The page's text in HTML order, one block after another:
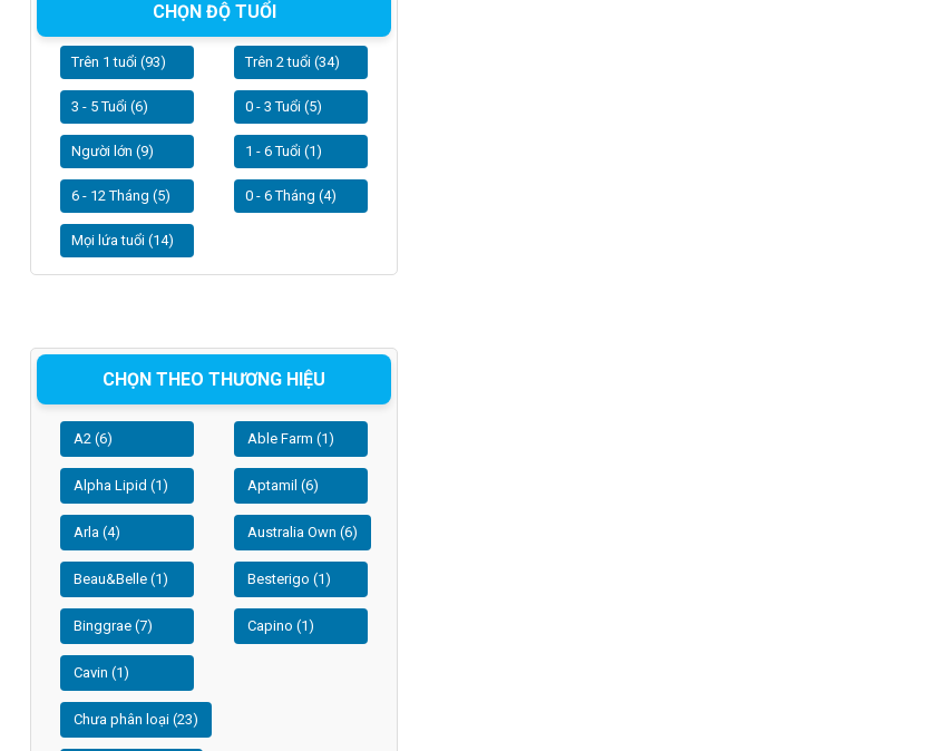
CHỌN ĐỘ TUỔI
Trên 1 tuổi (93) Trên 2 tuổi (34)
3 - 5 Tuổi (6) 0 - 3 Tuổi (5)
Người lớn (9) 1 - 6 Tuổi (1)
6 - 12 Tháng (5) 0 - 6 Tháng (4)
Mọi lứa tuổi (14)
CHỌN THEO THƯƠNG HIỆU
A2 (6) Able Farm (1)
Alpha Lipid (1) Aptamil (6)
Arla (4) Australia Own (6)
Beau&Belle (1) Besterigo (1)
Binggrae (7) Capino (1)
Cavin (1)
Chưa phân loại (23)